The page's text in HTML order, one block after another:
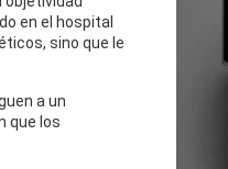
en el hospital
sino que le
a un
que los